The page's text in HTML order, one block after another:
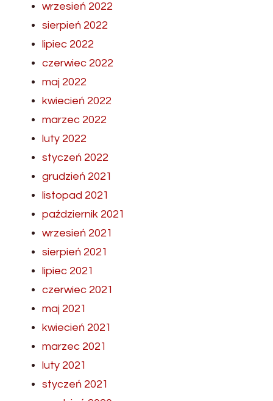
wrzesień 2022
sierpień 2022
lipiec 2022
czerwiec 2022
maj 2022
kwiecień 2022
marzec 2022
luty 2022
styczeń 2022
grudzień 2021
listopad 2021
październik 2021
wrzesień 2021
sierpień 2021
lipiec 2021
czerwiec 2021
maj 2021
kwiecień 2021
marzec 2021
luty 2021
styczeń 2021